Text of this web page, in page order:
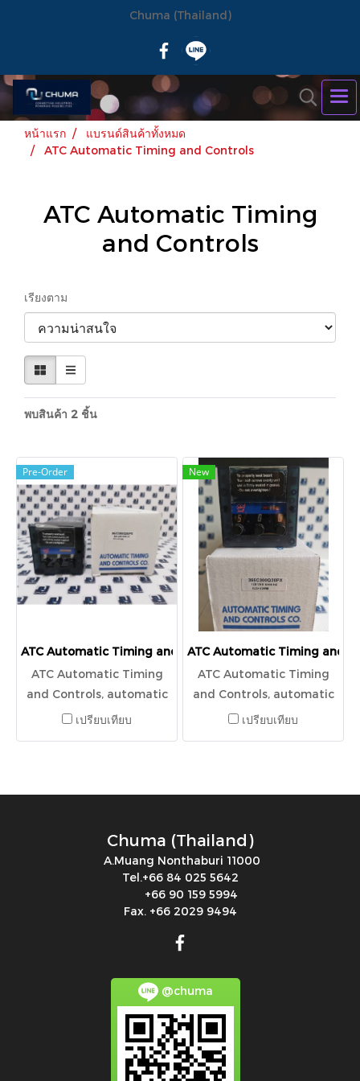
Chuma (Thailand)
หน้าแรก
แบรนด์สินค้าทั้งหมด
ATC Automatic Timing and Controls
ATC Automatic Timing
and Controls
เรียงตาม
พบสินค้า 2 ชิ้น
Pre-Order
ATC Automatic Timing and Controls, automatic timing,
ATC Automatic Timing
and Controls, automatic
timing, controls,
เปรียบเทียบ
New
ATC Automatic Timing and
ATC Automatic Timing
and Controls, automatic
timing, controls,
เปรียบเทียบ
Chuma (Thailand)
A.Muang Nonthaburi 11000
Tel.+66 84 025 5642
+66 90 159 5994
Fax. +66 2029 9494
@chuma